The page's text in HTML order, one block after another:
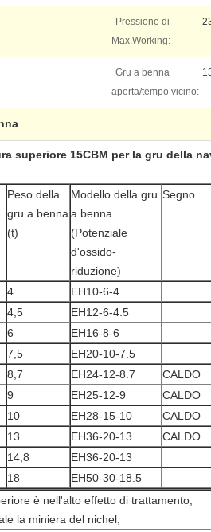
Pressione di
Max.Working:
Gru a benna
aperta/tempo vicino:
superiore 15CBM per la gru della
Peso della
gru a benna
(t)
Modello della gru
a benna
(Potenziale
d'ossido-
riduzione)
Segno
4
EH10-6-4
4,5
EH12-6-4.5
6
EH16-8-6
7,5
EH20-10-7.5
8,7 EH24-12-8.7
CALDO
9 EH25-12-9
CALDO
10 EH28-15-10
CALDO
13 EH36-20-13
CALDO
14,8
EH36-20-13
18
EH50-30-18.5
è nell'alto effetto di trattamento,
la miniera del nichel;